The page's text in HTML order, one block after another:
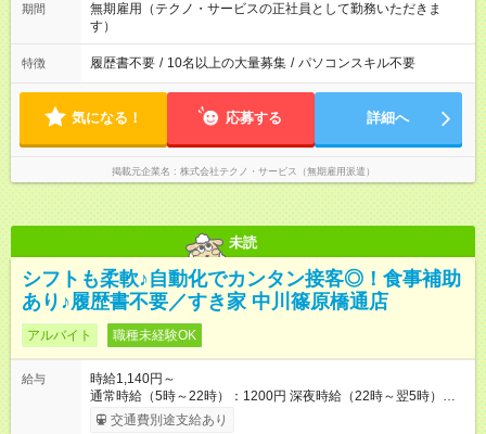
期間
無期雇用（テクノ・サービスの正社員として勤務いただきま
す）
特徴 履歴書不要 / 10名以上の大量募集 / パソコンスキル不要
気になる！ 応募する 詳細へ
掲載元企業名 株式会社テクノ・サービス（無期雇用派遣）
未読
シフトも柔軟♪自動化でカンタン接客◎！食事補助
あり♪履歴書不要／すき家 中川篠原橋通店
アルバイト 職種未経験OK
給与
時給1,140円～
通常時給（5時～22時）：1200円 深夜時給（22時～翌5時）：
1500円 高校生時給：1140円 【特別手当】早朝手当（5：00-9：
00）時給+150円 【試用期間】試用期間あり 試用期間の長さ：1
交通費別途支給あり